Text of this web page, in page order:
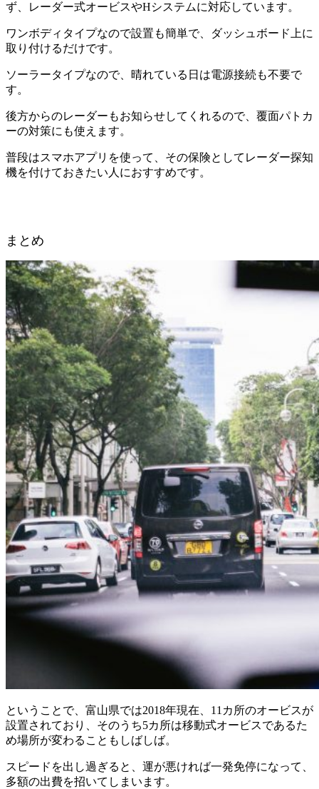
ず、レーダー式オービスやHシステムに対応しています。
ワンボディタイプなので設置も簡単で、ダッシュボード上に
取り付けるだけです。
ソーラータイプなので、晴れている日は電源接続も不要で
す。
後方からのレーダーもお知らせしてくれるので、覆面パトカ
ーの対策にも使えます。
普段はスマホアプリを使って、その保険としてレーダー探知
機を付けておきたい人におすすめです。
まとめ
ということで、富山県では2018年現在、11カ所のオービスが
設置されており、そのうち5カ所は移動式オービスであるた
め場所が変わることもしばしば。
スピードを出し過ぎると、運が悪ければ一発免停になって、
多額の出費を招いてしまいます。